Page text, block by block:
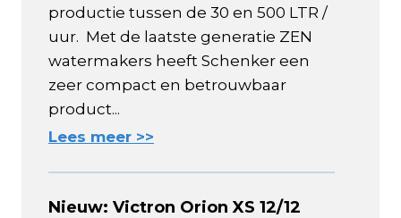
productie tussen de 30 en 500 LTR /
uur. Met de laatste generatie ZEN
watermakers heeft Schenker een
zeer compact en betrouwbaar
product...
Lees meer >>
Nieuw: Victron Orion XS 12/12